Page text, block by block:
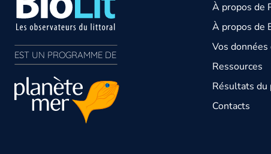
EST UN PROGRAMME DE
À propos de
À propos de
Vos
Ressources
Résultats du
Contacts